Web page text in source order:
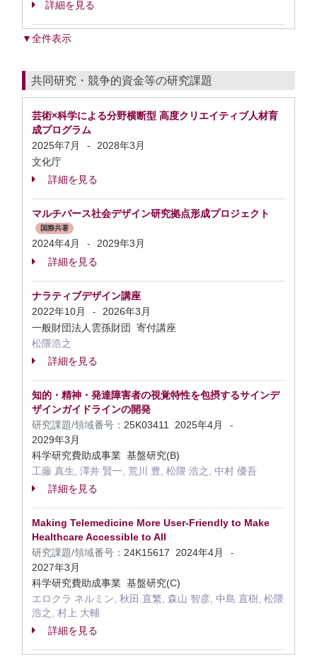
詳細を見る
▼全件表示
共同研究・競争的資金等の研究課題
芸術×科学による分野横断型 高度クリエイティブ人材育
成プログラム
2025年7月
-
2028年3月
文化庁
詳細を見る
マルチバース社会デザイン研究拠点形成プロジェクト
国際共著
2024年4月 -
2029年3月
詳細を見る
ナラティブデザイン講座
2022年10月
-
2026年3月
一般財団法人雲孫財団 寄付講座
松隈浩之
詳細を見る
知的・精神・発達障害者の視覚特性を包摂するサインデ
ザインガイドラインの開発
研究課題/領域番号： 25K03411 2025年4月 -
2029年3月
科学研究費助成事業 基盤研究(B)
工藤 真生, 澤井 賢一, 荒川 豊, 松隈 浩之, 中村 優吾
詳細を見る
Making Telemedicine More User-Friendly to Make
Healthcare Accessible to All
研究課題/領域番号： 24K15617 2024年4月 -
2027年3月
科学研究費助成事業 基盤研究(C)
エロクラ ネルミン, 秋田 直繁, 森山 智彦, 中島 直樹, 松隈
浩之, 村上 大輔
詳細を見る